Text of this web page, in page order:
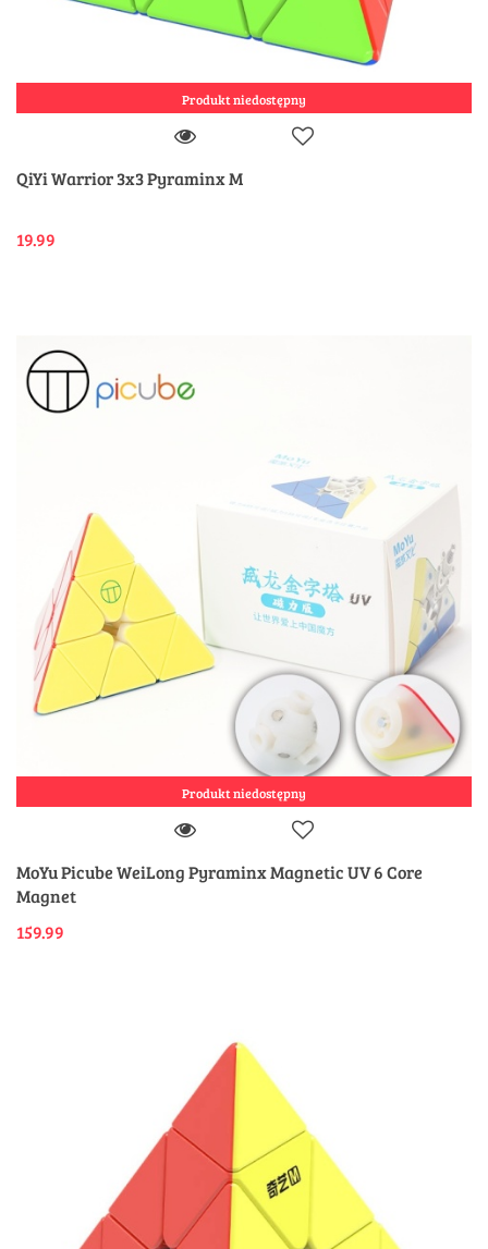
Produkt niedostępny
QiYi Warrior 3x3 Pyraminx M
19.99
Produkt niedostępny
MoYu Picube WeiLong Pyraminx Magnetic UV 6 Core
Magnet
159.99